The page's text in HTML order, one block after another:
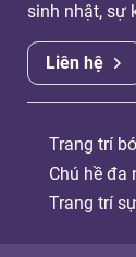
sinh nhật, sự
Liên hệ
Trang trí
Chú hề đa
Trang trí